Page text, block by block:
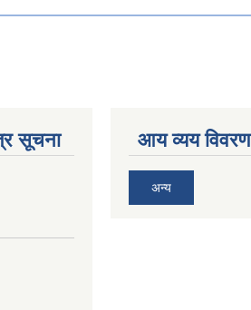
सूचना आय व्यय विवरण
अन्य